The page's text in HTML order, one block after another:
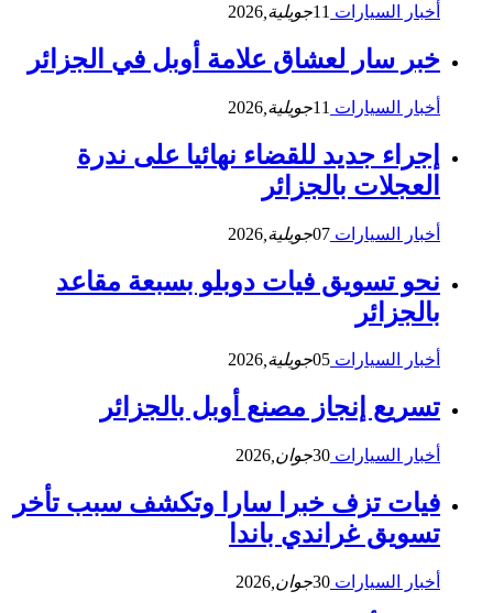
أخبار السيارات 11جويلية, 2026
خبر سار لعشاق علامة أوبل في الجزائر
أخبار السيارات 11جويلية, 2026
إجراء جديد للقضاء نهائيا على ندرة
العجلات بالجزائر
أخبار السيارات 07جويلية, 2026
نحو تسويق فيات دوبلو بسبعة مقاعد
بالجزائر
أخبار السيارات 05جويلية,2026
تسريع إنجاز مصنع أوبل بالجزائر
أخبار السيارات 30جوان, 2026
فيات تزف خبرا سارا وتكشف سبب تأخر
تسويق غراندي باندا
أخبار السيارات 30جوان, 2026